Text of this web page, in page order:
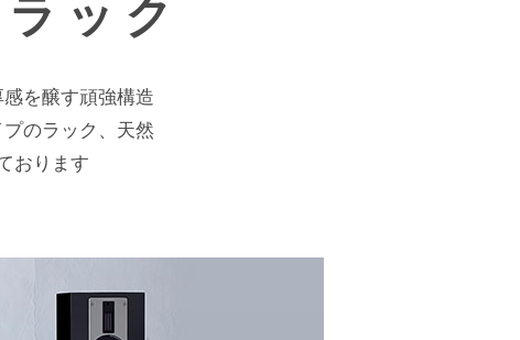
ック
を醸す頑強構造
のラック、天然
おります